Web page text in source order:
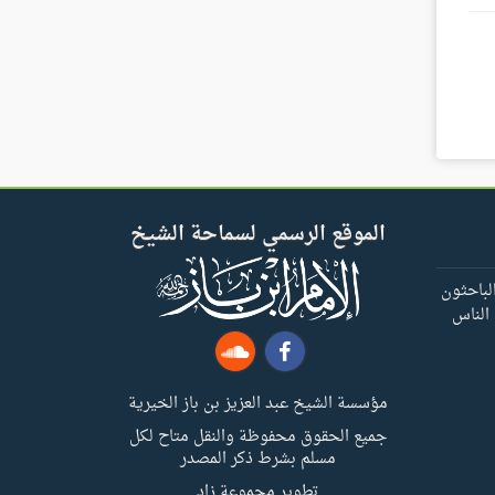
الموقع الرسمي لسماحة الشيخ
مؤسسة الشيخ عبد العزيز بن باز الخيرية
جميع الحقوق محفوظة والنقل متاح لكل
مسلم بشرط ذكر المصدر